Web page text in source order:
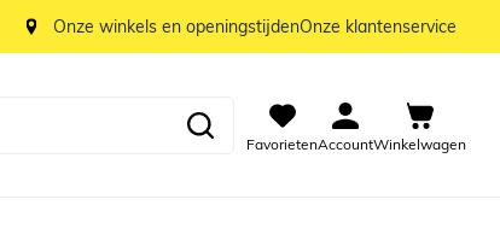
Onze winkels en openingstijdenOnze klantenservice
FavorietenAccountWinkelwagen